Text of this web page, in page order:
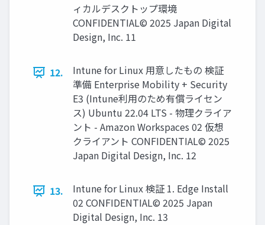
ィカルデスクトップ環境
CONFIDENTIAL© 2025 Japan Digital
Design, Inc. 11
12.
Intune for Linux 用意したもの 検証
準備 Enterprise Mobility + Security
E3 (Intune利用のため有償ライセン
ス) Ubuntu 22.04 LTS - 物理クライア
ント - Amazon Workspaces 02 仮想
クライアント CONFIDENTIAL© 2025
Japan Digital Design, Inc. 12
13.
Intune for Linux 検証 1. Edge Install
02 CONFIDENTIAL© 2025 Japan
Digital Design, Inc. 13